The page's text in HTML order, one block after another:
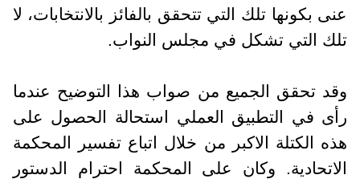
عنى بكونها تلك التي تتحقق بالفائز بالانتخابات، لا
تلك التي تشكل في مجلس النواب.
وقد تحقق الجميع من صواب هذا التوضيح عندما
رأى في التطبيق العملي استحالة الحصول على
هذه الكتلة الاكبر من خلال اتباع تفسير المحكمة
الاتحادية. وكان على المحكمة احترام الدستور